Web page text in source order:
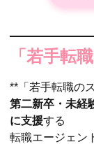
「若手転
**「若手転職の
第二新卒・未経
に支援する
転職エージェン